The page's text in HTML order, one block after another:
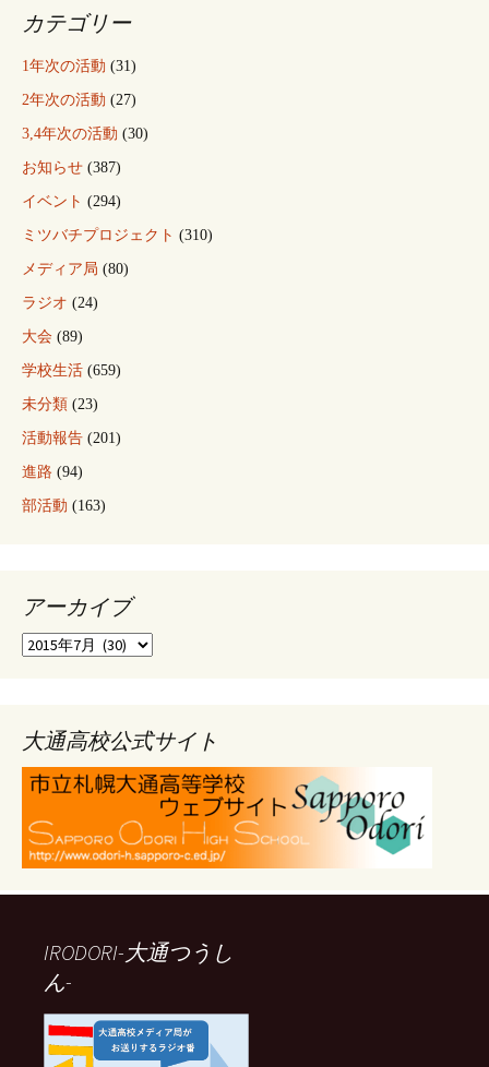
カテゴリー
1年次の活動 (31)
2年次の活動 (27)
3,4年次の活動 (30)
お知らせ (387)
イベント (294)
ミツバチプロジェクト (310)
メディア局 (80)
ラジオ (24)
大会 (89)
学校生活 (659)
未分類 (23)
活動報告 (201)
進路 (94)
部活動 (163)
アーカイブ
ア
ブ
大通高校公式サイト
IRODORI-大通つうし
ん-